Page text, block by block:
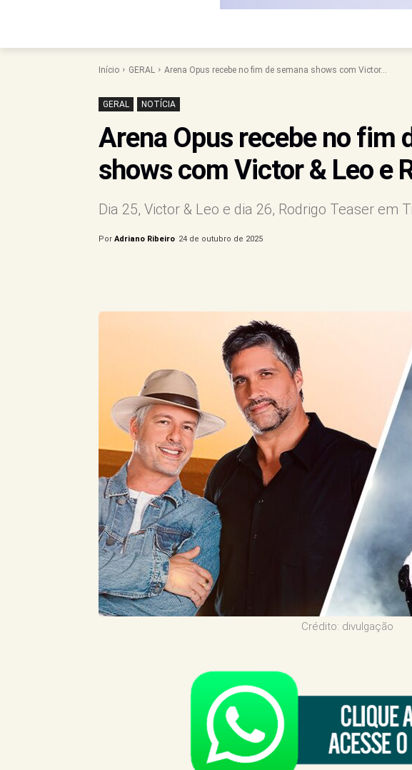
Início GERAL Arena Opus recebe no fim de semana shows com Victor...
GERAL NOTÍCIA
Arena Opus recebe no fim
shows com Victor & Leo e
Dia 25, Victor & Leo e dia 26, Rodrigo Teaser em
Por Adriano Ribeiro 24 de outubro de 2025
Crédito: divulgação